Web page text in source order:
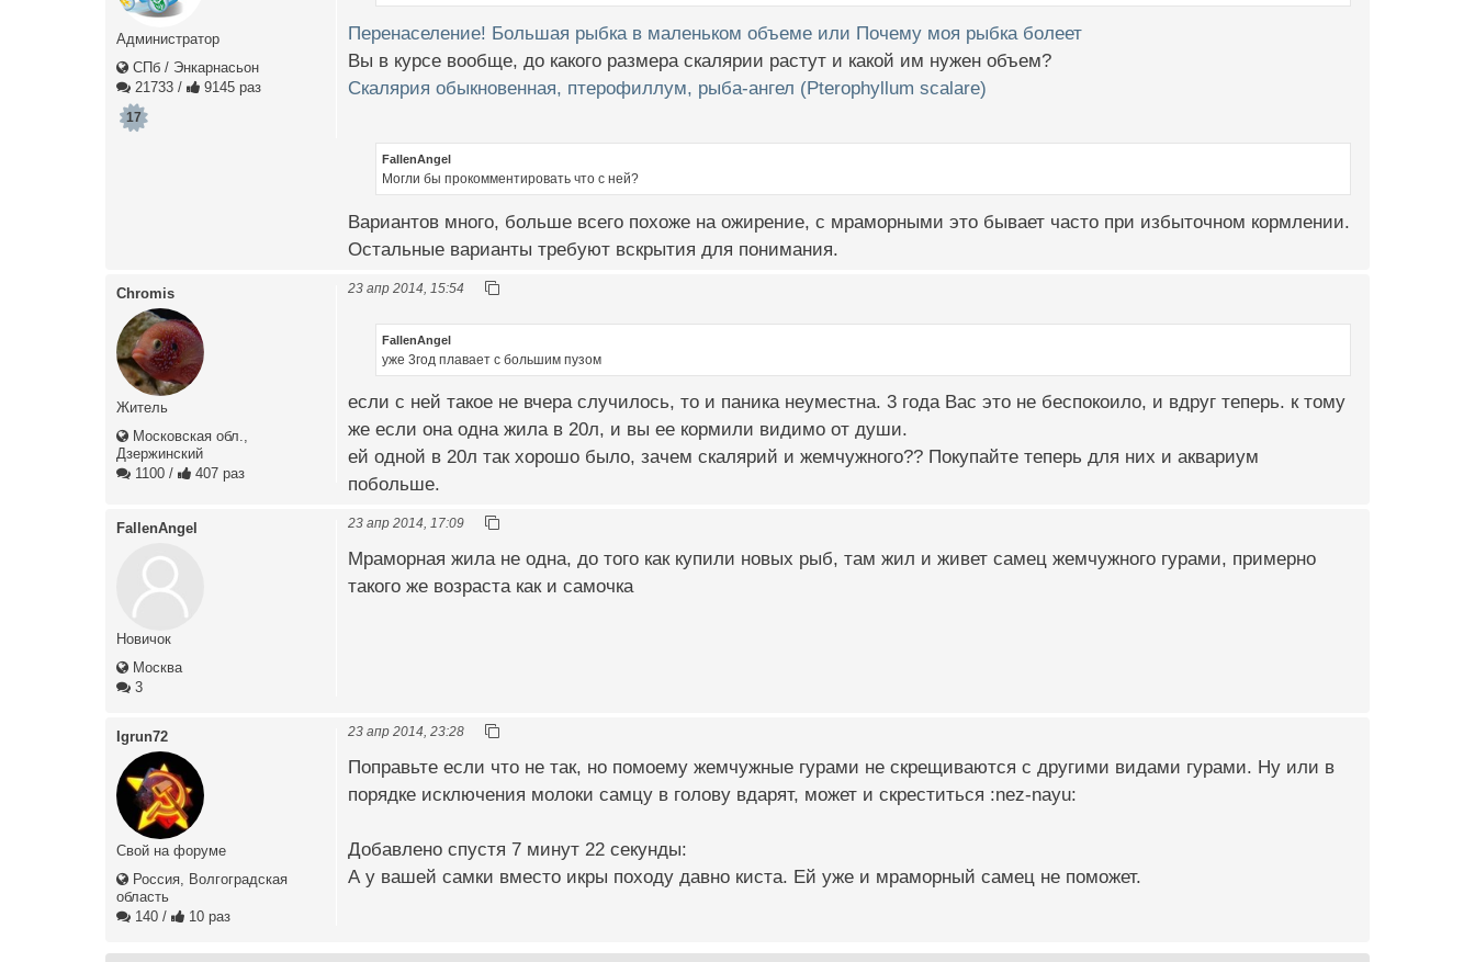
Администратор
СПб / Энкарнасьон
21733 / 9145 раз
17
Перенаселение! Большая рыбка в маленьком объеме или Почему моя рыбка болеет
Вы в курсе вообще, до какого размера скалярии растут и какой им нужен объем?
Скалярия обыкновенная, птерофиллум, рыба-ангел (Pterophyllum scalare)
FallenAngel
Могли бы прокомментировать что с ней?
Вариантов много, больше всего похоже на ожирение, с мраморными это бывает часто при избыточном кормлении.
Остальные варианты требуют вскрытия для понимания.
Chromis
Житель
Московская обл.,
Дзержинский
1100 / 407 раз
23 апр 2014, 15:54
FallenAngel
уже 3год плавает с большим пузом
если с ней такое не вчера случилось, то и паника неуместна. 3 года Вас это не беспокоило, и вдруг теперь. к тому
же если она одна жила в 20л, и вы ее кормили видимо от души.
ей одной в 20л так хорошо было, зачем скалярий и жемчужного?? Покупайте теперь для них и аквариум
побольше.
FallenAngel
Новичок
Москва
3
23 апр 2014, 17:09
Мраморная жила не одна, до того как купили новых рыб, там жил и живет самец жемчужного гурами, примерно
такого же возраста как и самочка
Igrun72
Свой на форуме
Россия, Волгоградская
область
140 / 10 раз
23 апр 2014, 23:28
Поправьте если что не так, но помоему жемчужные гурами не скрещиваются с другими видами гурами. Ну или в
порядке исключения молоки самцу в голову вдарят, может и скреститься :nez-nayu:
Добавлено спустя 7 минут 22 секунды:
А у вашей самки вместо икры походу давно киста. Ей уже и мраморный самец не поможет.